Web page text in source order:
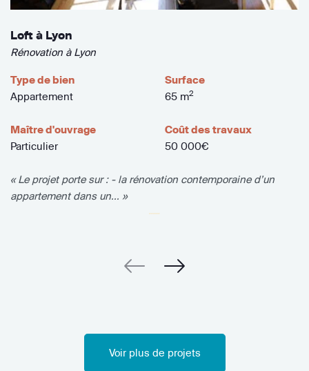
Loft à Lyon
Rénovation à Lyon
Type de bien
Appartement
Surface
65 m2
Maître d'ouvrage
Particulier
Coût des travaux
50 000€
« Le projet porte sur : - la rénovation contemporaine d’un
appartement dans un... »
Voir plus de projets